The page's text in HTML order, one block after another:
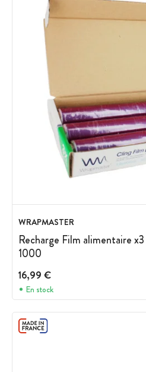
WRAPMASTER
Recharge Film alimentaire
1000
16,99 €
En stock